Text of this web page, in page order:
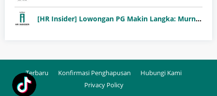
[HR Insider] Lowongan PG Makin Langka: Murni Seleksi atau Jalur Orang Dalam?
Terbaru Konfirmasi Penghapusan
Hubungi Kami
Privacy Policy